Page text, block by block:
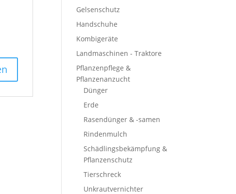
Gelsenschutz
Handschuhe
Kombigeräte
Landmaschinen - Traktore
Pflanzenpflege &
Pflanzenanzucht
Dünger
Erde
Rasendünger & -samen
Rindenmulch
Schädlingsbekämpfung &
Pflanzenschutz
Tierschreck
Unkrautvernichter